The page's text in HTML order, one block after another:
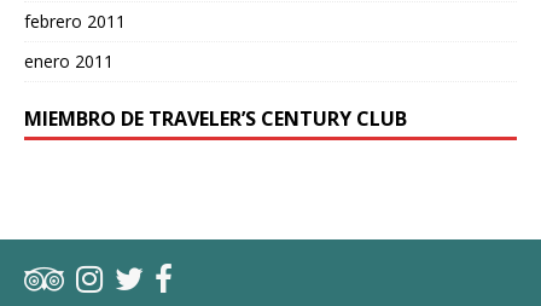
febrero 2011
enero 2011
MIEMBRO DE TRAVELER’S CENTURY CLUB